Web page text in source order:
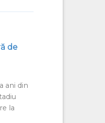
de
ani din
la